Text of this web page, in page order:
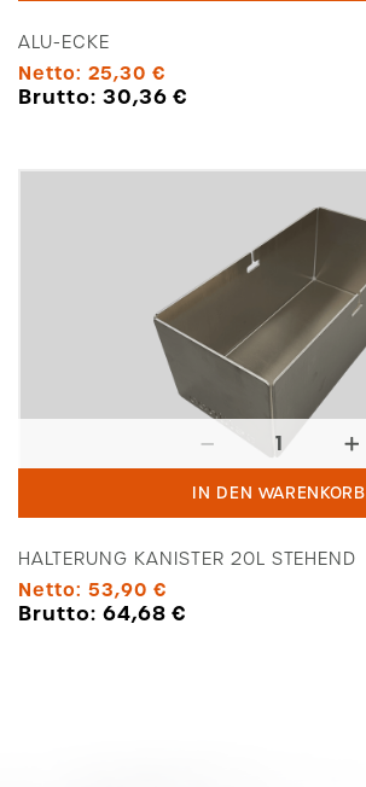
ALU-ECKE
Netto: 25,30 €
Brutto: 30,36€
Kanister
IN DEN WARENKORB
HALTERUNG KANISTER 20L STEHEND
Netto: 53,90 €
Brutto: 64,68€